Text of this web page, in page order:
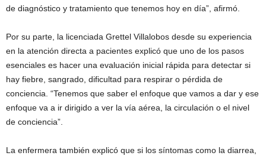
de diagnóstico y tratamiento que tenemos hoy en día”, afirmó.
Por su parte, la licenciada Grettel Villalobos desde su experiencia
en la atención directa a pacientes explicó que uno de los pasos
esenciales es hacer una evaluación inicial rápida para detectar si
hay fiebre, sangrado, dificultad para respirar o pérdida de
conciencia. “Tenemos que saber el enfoque que vamos a dar y ese
enfoque va a ir dirigido a ver la vía aérea, la circulación o el nivel
de conciencia”.
La enfermera también explicó que si los síntomas como la diarrea,